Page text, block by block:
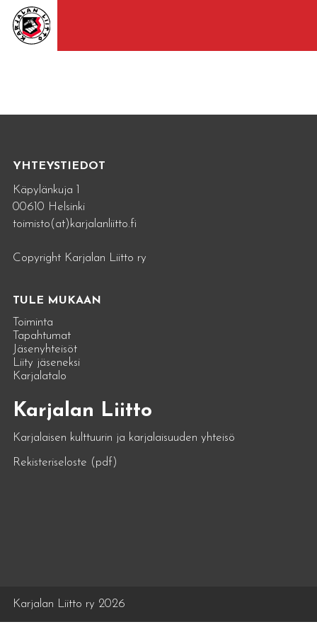
YHTEYSTIEDOT
Käpylänkuja 1
00610 Helsinki
toimisto(at)karjalanliitto.fi
Copyright Karjalan Liitto ry
TULE MUKAAN
Toiminta
Tapahtumat
Jäsenyhteisöt
Liity jäseneksi
Karjalatalo
Karjalan Liitto
Karjalaisen kulttuurin ja karjalaisuuden yhteisö
Rekisteriseloste (pdf)
Karjalan Liitto ry 2026